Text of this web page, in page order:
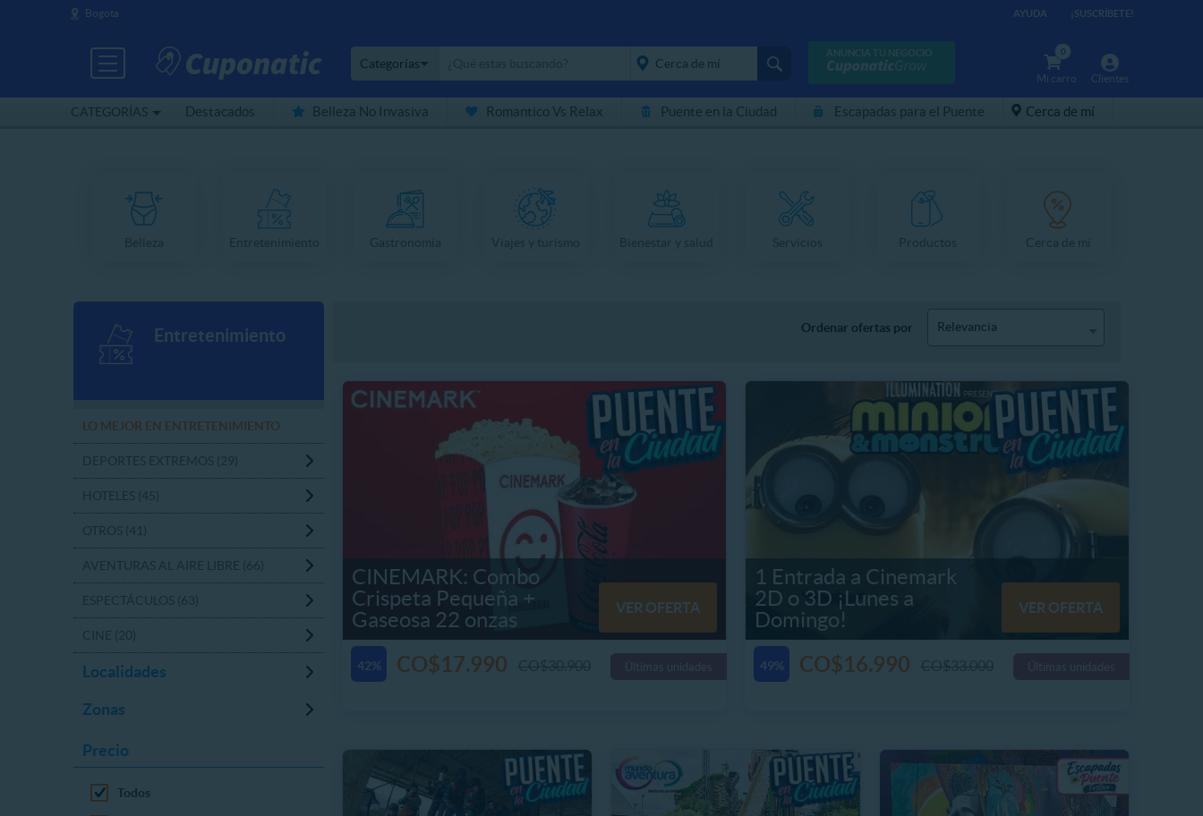
Bogota AYUDA ¡SUSCRÍBETE!
CATEGORÍAS
ANUNCIA TU NEGOCIO
Clientes
Categorías
0
Mi carro
Destacados Belleza No Invasiva Romantico Vs Relax Puente en la Ciudad Escapadas para el Puente Cerca de mí
Entretenimiento
LO MEJOR EN ENTRETENIMIENTO
Localidades
Zonas
Precio
Todos
Ordenar ofertas por Relevancia
CINEMARK: Combo
Crispeta Pequeña +
Gaseosa 22 onzas
VER OFERTA
42% Últimas unidades
CO$17.990
1 Entrada a Cinemark
2D o 3D ¡Lunes a
Domingo!
VER OFERTA
49% Últimas unidades
CO$16.990